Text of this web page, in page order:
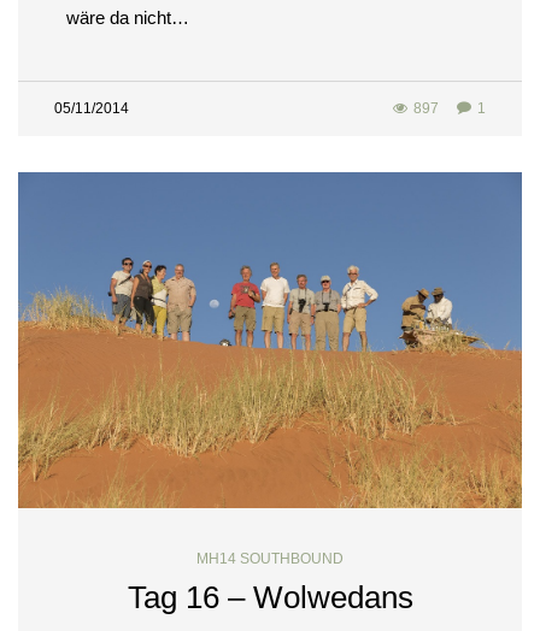
wäre da nicht…
05/11/2014 1
897
MH14 SOUTHBOUND
Tag 16 – Wolwedans